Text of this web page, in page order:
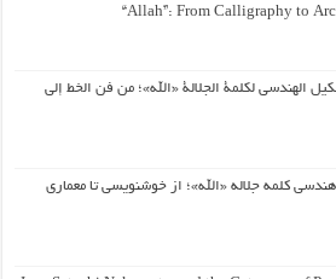
“Allah”: From Calligraphy to
الهندسي لكلمة الجلالة «الله»؛ من فن الخط إلى
هندسی کلمه جلاله «الله»؛ از خوشنویسی تا معماری